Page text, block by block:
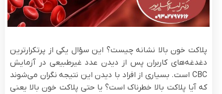
پلاکت خون بالا نشانه چیست؟ این سؤال یکی از پرتکرارترین
دغدغه‌های کاربران پس از دیدن عدد غیرطبیعی در آزمایش
CBC است. بسیاری از افراد با دیدن این نتیجه نگران می‌شوند
که آیا پلاکت بالا خطرناک است؟ یا حتی پلاکت خون بالا یعنی